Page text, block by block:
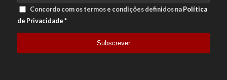
Concordo com os termos e condições definidos naPolítica
de Privacidade*